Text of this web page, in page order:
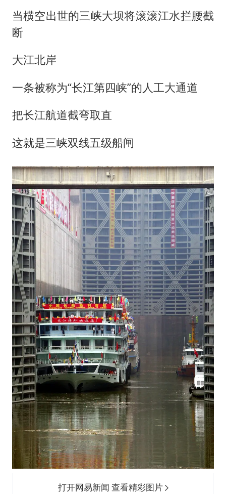
当横空出世的三峡大坝将滚滚江水拦腰截
断
大江北岸
一条被称为“长江第四峡”的人工大通道
把长江航道截弯取直
这就是三峡双线五级船闸
打开网易新闻 查看精彩图片